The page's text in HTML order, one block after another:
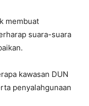
membuat
suara-suara
kawasan DUN
penyalahgunaan